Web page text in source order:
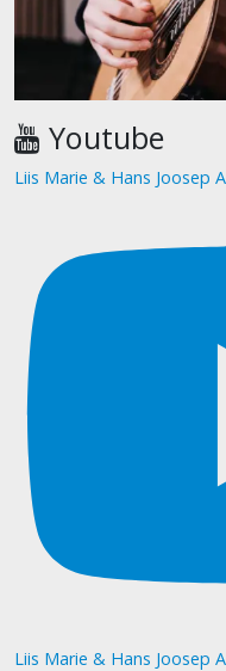
Youtube
Liis Marie & Hans Joosep
Liis Marie & Hans Joosep